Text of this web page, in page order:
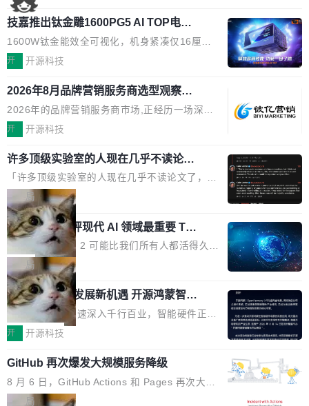
了，你为什么还要再做一个"，我都觉得这个问题
问得好。 因为我自己也是从用户变成开发者的。
现有产品的天花板 我用过不少 AI 浏览器插件。
刚开始觉得都挺好——选中一段文字，弹出解
要。但用久了你会发现，它们本质上都是同一类
东西：一个带网页上下文的聊天框。 它们能读取
页面的文本，然后把文本丢给大模型，再返回一
段回答。仅此而已。 这当然有用，但总觉得差点
意思。比如我在一个后台管理系统里，需要填50
个表单字段，每个字段还有联动逻辑；比如我
想...
技嘉推出钛金雕1600PG5 AI TOP电
源：为发烧级主机与本地AI算力打造旗
舰供电方案
1600W钛金能效全可视化，机身紧凑仅16厘米
继2026台北电脑展首度亮相后，技嘉科技近日正
电源专为发烧级DIY主机与本地AI算力平台打
造，整机长度仅16厘米，提供1600W额定功率
与80PLUS钛金能效；支持ATX 3.1与PCIe 5.1
规范，结合服务器级元件、完善供电线材与内置
实时LCD监控屏，可充分满足当下高阶PC主机
的严苛使用需求。 澎湃功率，紧凑机身 钛金雕1
600PG5 AI TOP具备强悍输出功率，同时实现
机身尺寸大幅精简。整机长度仅16厘米，属于同
功率段机身尺寸十分紧凑的1600W电源产品。小
巧机身有效提升市面主流标准A...
开 开源科技
2026年8月品牌营销服务商选型观察：
从流量思维到品牌资产思维的范式转移
2026年的品牌营销服务商市场,正经历一场深刻
的价值重构。全球全案品牌代理机构市场从2025
复合增长率达5.44%,预计2032年将突破120亿美
元。数字广告与公共关系相关服务市场更是从20
25年的8463亿美元扩张至2026年的8763亿美
元。数字的背后是一个清晰的事实——品牌对专
业化营销服务的需求从未如此迫切。 但市场扩容
的同时,服务商的竞争逻辑正在改变。2026年Top
Agency年度合辑的观察指出,“产品”这个离消费
者最近的载体,在整个品牌营销层面的权重显著变
高了。全域营销服务商的竞争正在从规模转向深
度,案例厚度、全域覆盖、多线协同...
开 开源科技
许多顶级实验室的人现在几乎不读论文
了
「许多顶级实验室的人现在几乎不读论文了，而
且他们认为 ICLR/ICML/NeurIPS 充斥着大量过
度宣传和欺诈。」 OpenAI 研究员 Keller Jorda
n 这条推文引发了广泛讨论。他不是在说风凉
话，他是说出了一个圈内人尽皆知但很少公开捅
破的事实。 Jordan 随后补充了一句软化声明：
「我不认为这些会议上大部分论文都在过度宣传
或造假。问题是，作为读者，如果你筛选出那些
看起来最令人兴奋的论文，那它们大部分都是过
度宣传的。」 这才是真正的痛点。不是所有论文
都有问题，是最吸引眼球的那批论文最有问题。
他引用的帖子来自 Mathew Shen，一位 ICLR 2
026 的读者：「看了篇 ...
局
xAI 前工程师评现代 AI 领域最重要 Top
3 开源项目
Flash Attention 2 可能比我们所有人都活得久。
这句话不是来自某个技术博客，而是出自 Hieu
Pham 的一条推文。Hieu Pham 是谁？他是 xAI
的早期工程师之一，在 Grok 训练基础设施团队
工作过。近日他在 X 上发了一条帖子，列出了他
认为现代 AI 领域最重要的三个开源项目。 第一
理由很具体。FA 系列不需要解释，但 FA2 是他
认为最重要的一个——复杂度恰到好处，刚好能
驱动你去学 CuTe，但还没被那些"邪恶的" Hopp
局
共商智能硬件发展新机遇 开源鸿蒙智能
硬件开发者日杭州站即将举行
随着万物智联加速深入千行百业，智能硬件正从
单点设备迈向智能化、网联化、协同化发展。作
鸿蒙通过统一技术底座和分布式能力，为不同类
型智能设备的开发、连接与互联提供关键支撑，
也为产业链企业探索产品创新与商业增长打开新
开 开源科技
GitHub 再次爆发大规模服务降级
8 月 6 日，GitHub Actions 和 Pages 再次大规
模服务降级，Actions 完全不可用超过 5 小时，
局